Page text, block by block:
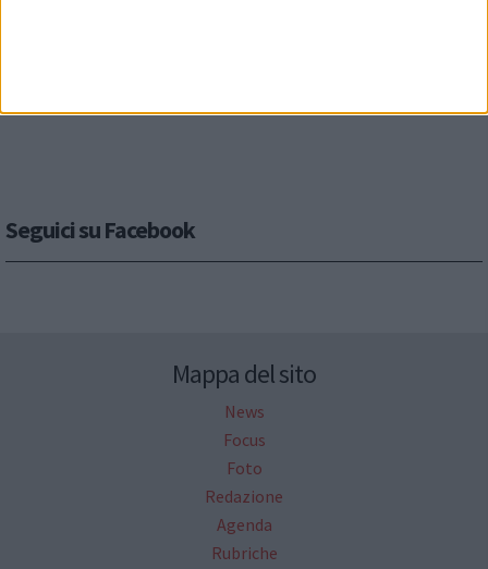
Seguici su Facebook
Mappa del sito
News
Focus
Foto
Redazione
Agenda
Rubriche